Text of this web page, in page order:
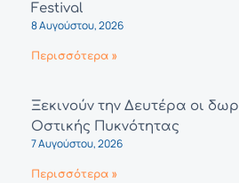
Festival
8 Αυγούστου, 2026
Περισσότερα »
Ξεκινούν την Δευτέρα οι
Οστικής Πυκνότητας
7 Αυγούστου, 2026
Περισσότερα »